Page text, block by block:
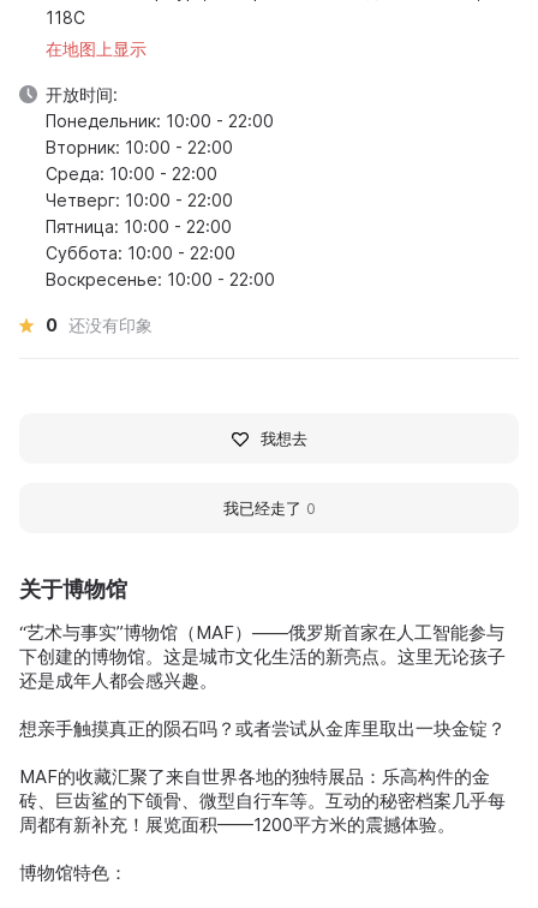
关于博物馆
“艺术与事实”博物馆（MAF）——俄罗斯首家在人工智能参与
下创建的博物馆。这是城市文化生活的新亮点。这里无论孩子
还是成年人都会感兴趣。
想亲手触摸真正的陨石吗？或者尝试从金库里取出一块金锭？
MAF的收藏汇聚了来自世界各地的独特展品：乐高构件的金
砖、巨齿鲨的下颌骨、微型自行车等。互动的秘密档案几乎每
周都有新补充！展览面积——1200平方米的震撼体验。
博物馆特色：
118С
在地图上显示
开放时间:
Понедельник: 10:00 - 22:00
Вторник: 10:00 - 22:00
Среда: 10:00 - 22:00
Четверг: 10:00 - 22:00
Пятница: 10:00 - 22:00
Суббота: 10:00 - 22:00
Воскресенье: 10:00 - 22:00
0 还没有印象
我想去
我已经走了 0